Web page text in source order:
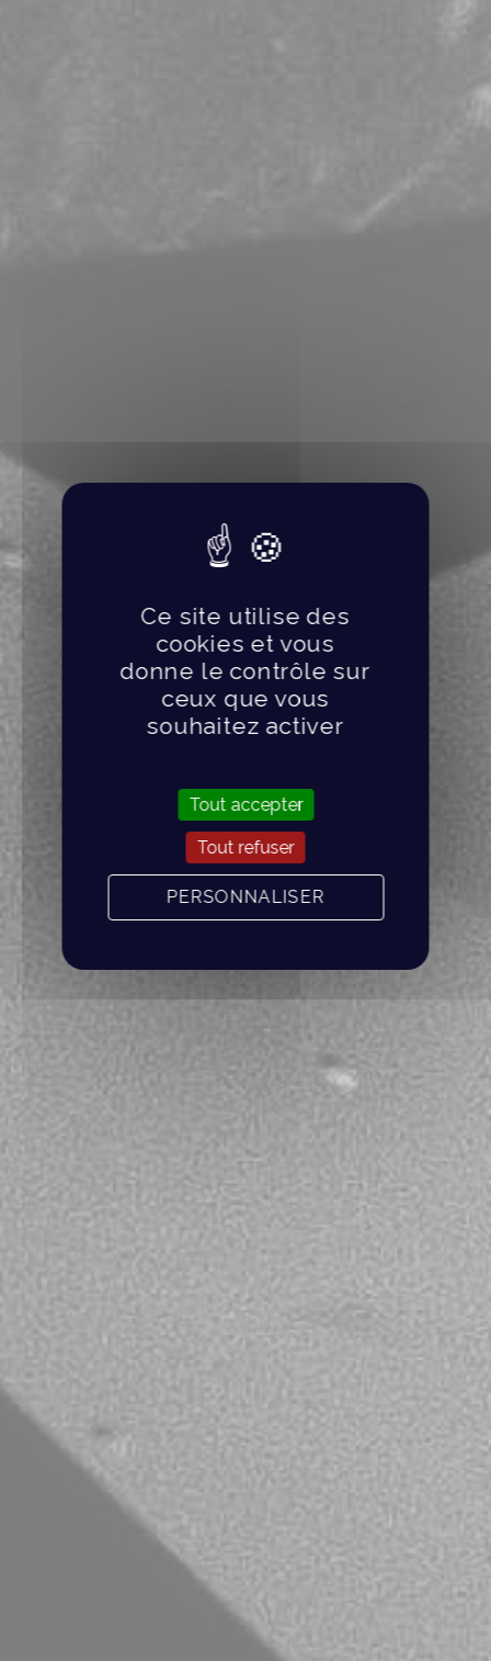
Ce site utilise des
cookies et vous
donne le contrôle sur
ceux que vous
souhaitez activer
Tout accepter
Tout refuser
PERSONNALISER